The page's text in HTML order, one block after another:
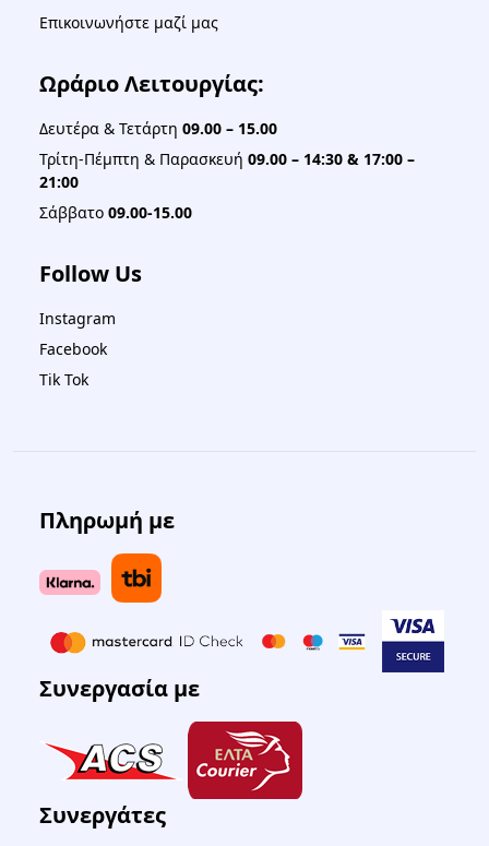
Επικοινωνήστε μαζί μας
Ωράριο Λειτουργίας:
Δευτέρα & Τετάρτη 09.00 – 15.00
Τρίτη-Πέμπτη & Παρασκευή 09.00 – 14:30 & 17:00 –
21:00
Σάββατο 09.00-15.00
Follow Us
Instagram
Facebook
Tik Tok
Πληρωμή με
Συνεργασία με
Συνεργάτες